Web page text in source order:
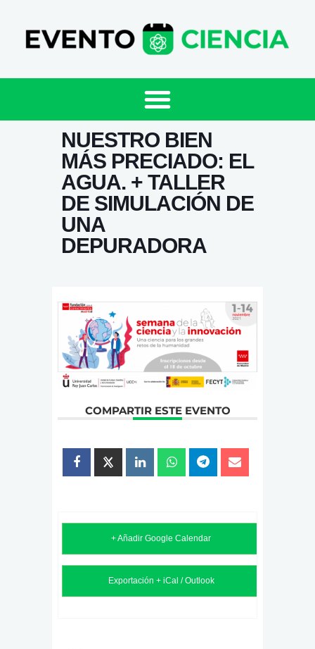
NUESTRO BIEN
MÁS PRECIADO: EL
AGUA. + TALLER
DE SIMULACIÓN DE
UNA
DEPURADORA
COMPARTIR ESTE EVENTO
+ Añadir Google Calendar
Exportación + iCal / Outlook